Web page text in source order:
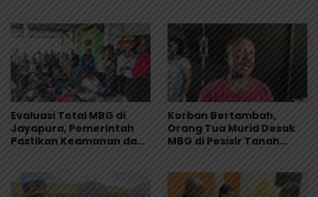
Evaluasi Total MBG di
Jayapura, Pemerintah
Pastikan Keamanan dan
Korban Bertambah,
Orang Tua Murid Desak
MBG di Pesisir Tanah